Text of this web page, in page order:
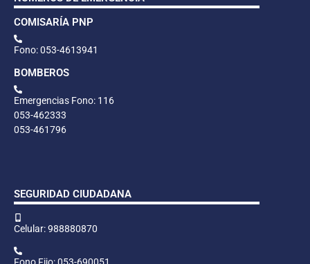
COMISARÍA PNP
Fono: 053-4613941
BOMBEROS
Emergencias Fono: 116
053-462333
053-461796
SEGURIDAD CIUDADANA
Celular: 988880870
Fono Fijo: 053-690051